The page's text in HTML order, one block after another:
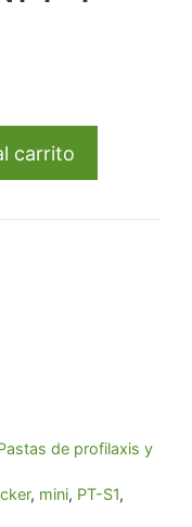
carrito
de profilaxis y
, mini, PT-S1,